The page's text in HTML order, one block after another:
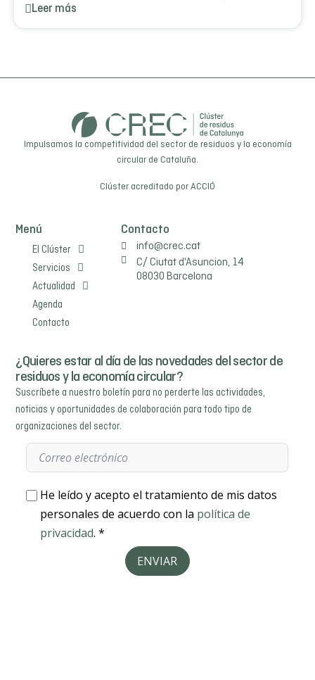
Leer más
Impulsamos la competitividad del sector de residuos y la economía
circular de Cataluña.
Clúster acreditado porACCIÓ
Menú
El Clúster
Servicios
Actualidad
Agenda
Contacto
Contacto
info@crec.cat
C/ Ciutat d'Asuncion, 14
08030 Barcelona
¿Quieres estar al día de las novedades del sector de
residuos y la economía circular?
Suscríbete a nuestro boletín para no perderte las actividades,
noticias y oportunidades de colaboración para todo tipo de
organizaciones del sector.